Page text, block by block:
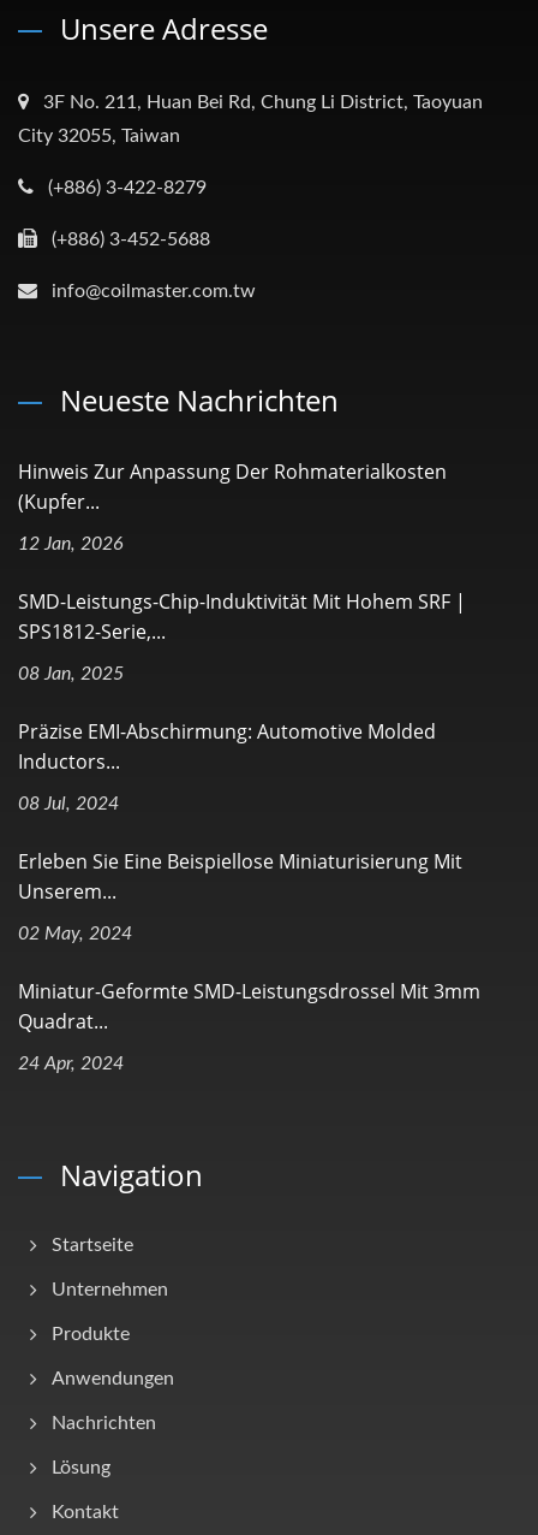
Unsere Adresse
3F No. 211, Huan Bei Rd, Chung Li District, Taoyuan
City 32055, Taiwan
(+886) 3-422-8279
(+886) 3-452-5688
info@coilmaster.com.tw
Neueste Nachrichten
Hinweis Zur Anpassung Der Rohmaterialkosten
(Kupfer...
12 Jan, 2026
SMD-Leistungs-Chip-Induktivität Mit Hohem SRF |
SPS1812-Serie,...
08 Jan, 2025
Präzise EMI-Abschirmung: Automotive Molded
Inductors...
08 Jul, 2024
Erleben Sie Eine Beispiellose Miniaturisierung Mit
Unserem...
02 May, 2024
Miniatur-Geformte SMD-Leistungsdrossel Mit 3mm
Quadrat...
24 Apr, 2024
Navigation
Startseite
Unternehmen
Produkte
Anwendungen
Nachrichten
Lösung
Kontakt